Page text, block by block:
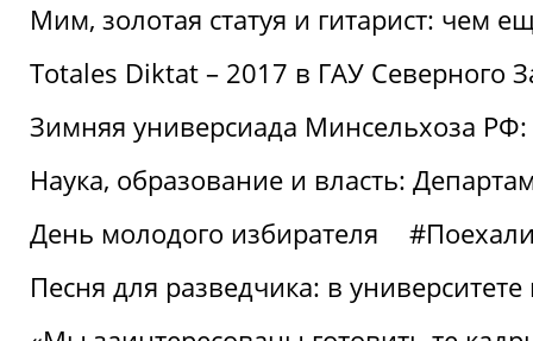
Мим, золотая статуя и гитарист: чем
Totales Diktat – 2017 в ГАУ Северного
Зимняя универсиада Минсельхоза
Наука, образование и власть:
День молодого избирателя
Песня для разведчика: в